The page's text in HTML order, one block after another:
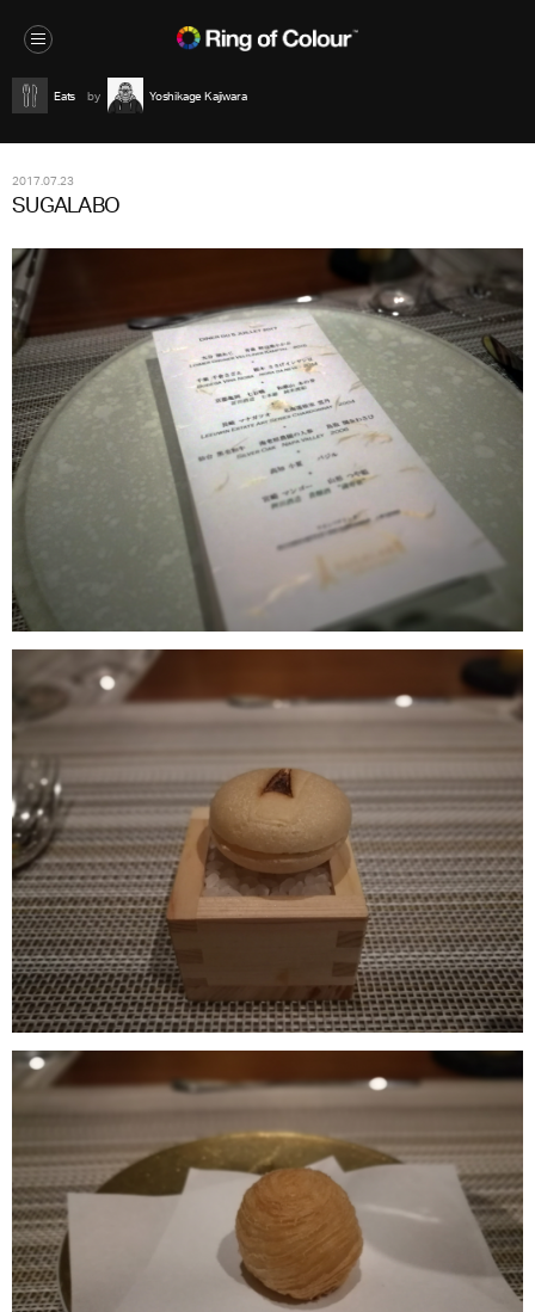
Eats Yoshikage Kajiwara
2017.07.23
SUGALABO